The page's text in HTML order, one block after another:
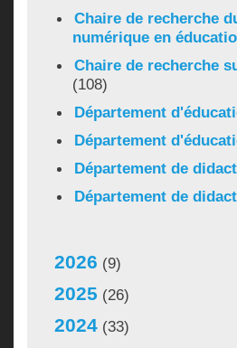
Chaire de recherche
numérique en
Chaire de recherche
(108)
Département
Département
Département de
Département de
2026 (9)
2025 (26)
2024 (33)